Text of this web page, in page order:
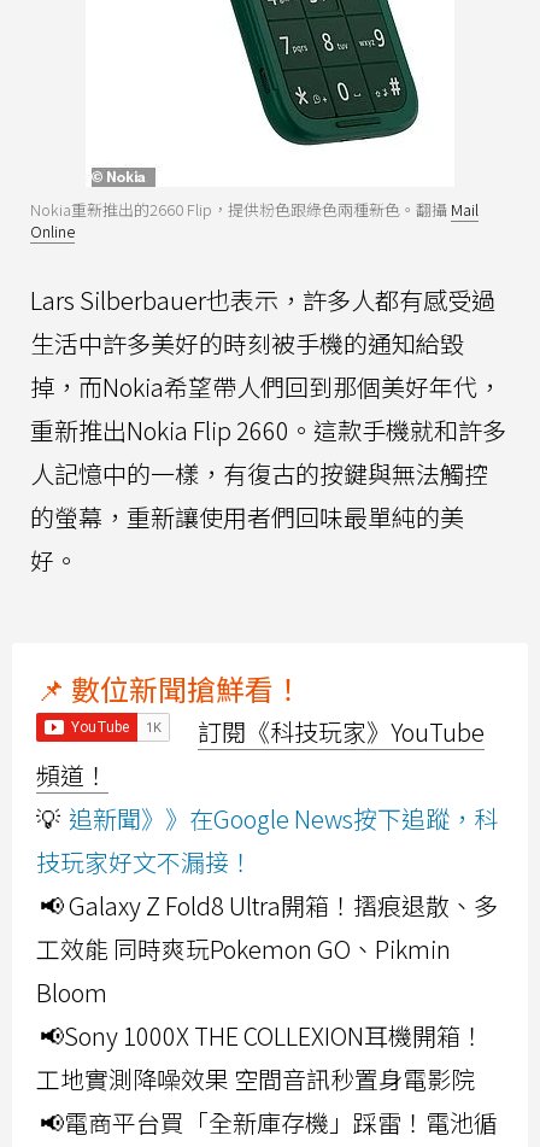
Nokia重新推出的2660 Flip，提供粉色跟綠色兩種新色。翻攝 Mail
Online
Lars Silberbauer也表示，許多人都有感受過
生活中許多美好的時刻被手機的通知給毀
掉，而Nokia希望帶人們回到那個美好年代，
重新推出Nokia Flip 2660。這款手機就和許多
人記憶中的一樣，有復古的按鍵與無法觸控
的螢幕，重新讓使用者們回味最單純的美
好。
📌 數位新聞搶鮮看！
訂閱《科技玩家》YouTube
頻道！
💡 追新聞》》在Google News按下追蹤，科
技玩家好文不漏接！
📢 Galaxy Z Fold8 Ultra開箱！摺痕退散、多
工效能 同時爽玩Pokemon GO、Pikmin
Bloom
📢Sony 1000X THE COLLEXION耳機開箱！
工地實測降噪效果 空間音訊秒置身電影院
📢電商平台買「全新庫存機」踩雷！電池循